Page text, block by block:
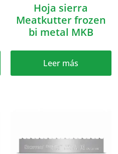
Hoja sierra
Meatkutter frozen
bi metal MKB
Leer más